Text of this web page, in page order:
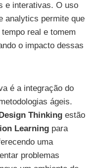
e interativas. O uso
analytics permite que
real e tomem
o impacto dessas
é a integração do
ágeis.
Design Thinking estão
Learning para
uma
problemas